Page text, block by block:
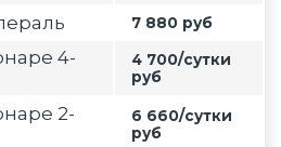
7 880 руб
4-
4 700/сутки
руб
2-
6 660/сутки
руб